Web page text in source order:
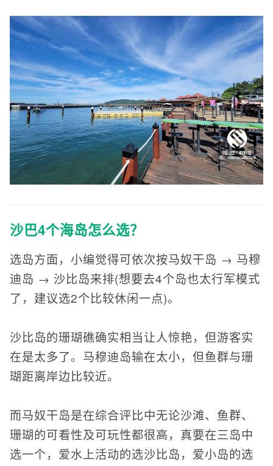
沙巴4个海岛怎么选？
选岛方面，小编觉得可依次按马奴干岛 → 马穆
迪岛 → 沙比岛来排(想要去4个岛也太行军模式
了，建议选2个比较休闲一点)。
沙比岛的珊瑚礁确实相当让人惊艳，但游客实
在是太多了。马穆迪岛输在太小，但鱼群与珊
瑚距离岸边比较近。
而马奴干岛是在综合评比中无论沙滩、鱼群、
珊瑚的可看性及可玩性都很高，真要在三岛中
选一个，爱水上活动的选沙比岛，爱小岛的选